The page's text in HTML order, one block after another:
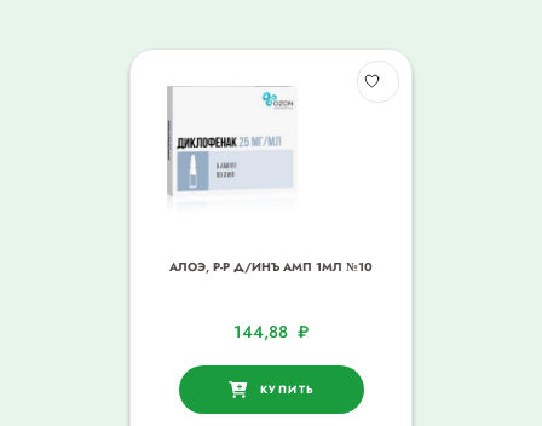
АЛОЭ, Р-Р Д/ИНЪ АМП 1МЛ №10
144,88 ₽
КУПИТЬ